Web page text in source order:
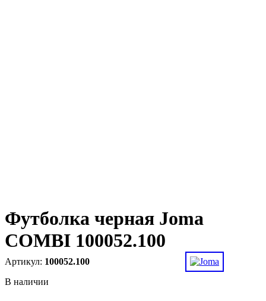
Футболка черная Joma
COMBI 100052.100
100052.100
В наличии